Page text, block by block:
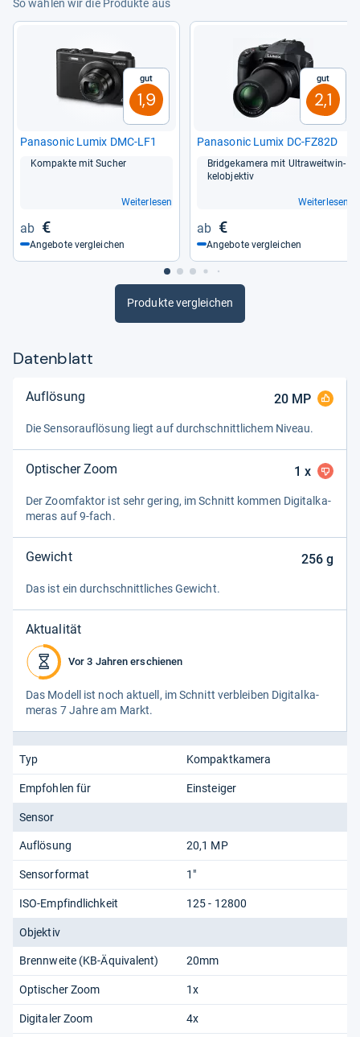
So wählen wir die Produkte aus
Gut
1,9
Pana­so­nic Lumix DMC-​LF1
Kom­pakte mit Sucher
Weiterlesen
€
Angebote vergleichen
Gut
2,1
Pana­so­nic Lumix DC-​FZ82D
Bridge­ka­mera mit Ultra­weit­win­
kel­ob­jek­tiv
Weiterlesen
€
Angebote vergleichen
Produkte vergleichen
Datenblatt
Auflösung 20MP
Die Sen­sorauf­lö­sung liegt auf durch­schnitt­li­chem Niveau.
Optischer Zoom 1 x
Der Zoom­fak­tor ist sehr gering, im Schnitt kom­men Digi­tal­ka­
me­ras auf 9-​fach.
Gewicht 256g
Das ist ein durch­schnitt­li­ches Gewicht.
Aktualität
Vor 3 Jahren erschienen
Das Modell ist noch aktu­ell, im Schnitt ver­blei­ben Digi­tal­ka­
me­ras 7 Jahre am Markt.
Typ Kompaktkamera
Empfohlen für Einsteiger
Sensor
Auflösung 20,1 MP
Sensorformat 1"
ISO-Empfindlichkeit 125 - 12800
Objektiv
Brennweite (KB-Äquivalent) 20mm
Optischer Zoom 1x
Digitaler Zoom 4x